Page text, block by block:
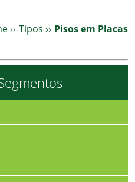
›› Tipos ›› Pisos em Placas